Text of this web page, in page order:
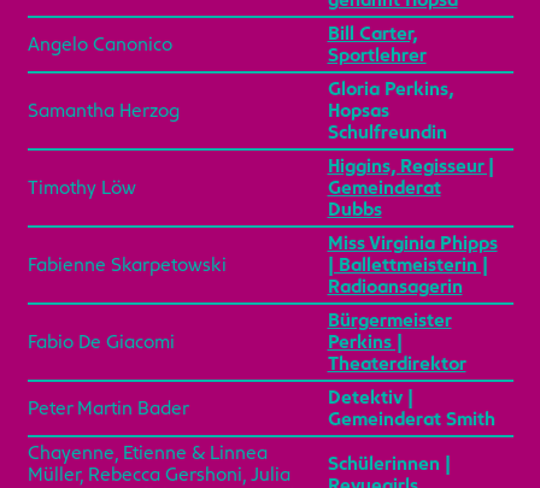
Angelo Canonico
Bill Carter,
Sportlehrer
Samantha Herzog
Gloria Perkins,
Hopsas
Schulfreundin
Timothy Löw
Higgins, Regisseur |
Gemeinderat
Dubbs
Fabienne Skarpetowski
Miss Virginia Phipps
| Ballettmeisterin |
Radioansagerin
Fabio De Giacomi
Bürgermeister
Perkins |
Theaterdirektor
Peter Martin Bader
Detektiv |
Gemeinderat Smith
Chayenne, Etienne & Linnea
Müller, Rebecca Gershoni, Julia
Schülerinnen |